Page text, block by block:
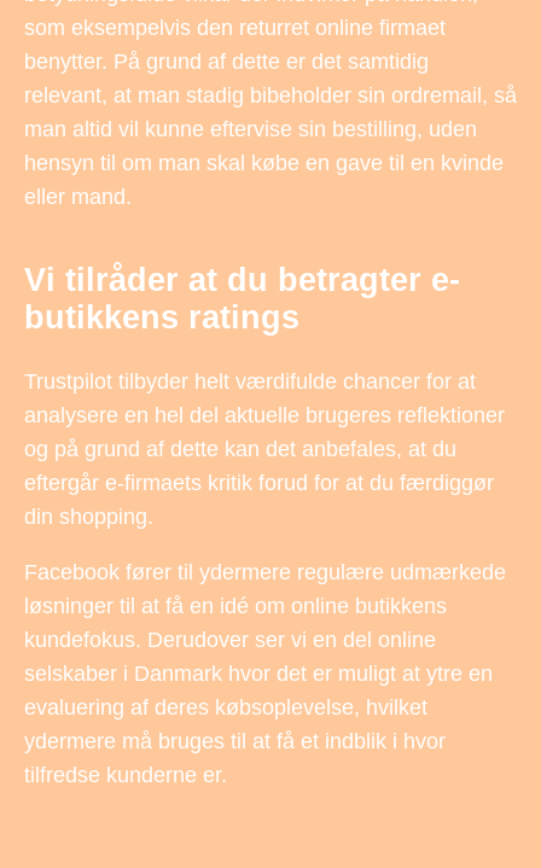
som eksempelvis den returret online firmaet
benytter. På grund af dette er det samtidig
relevant, at man stadig bibeholder sin ordremail, så
man altid vil kunne eftervise sin bestilling, uden
hensyn til om man skal købe en gave til en kvinde
eller mand.
Vi tilråder at du betragter e-
butikkens ratings
Trustpilot tilbyder helt værdifulde chancer for at
analysere en hel del aktuelle brugeres reflektioner
og på grund af dette kan det anbefales, at du
eftergår e-firmaets kritik forud for at du færdiggør
din shopping.
Facebook fører til ydermere regulære udmærkede
løsninger til at få en idé om online butikkens
kundefokus. Derudover ser vi en del online
selskaber i Danmark hvor det er muligt at ytre en
evaluering af deres købsoplevelse, hvilket
ydermere må bruges til at få et indblik i hvor
tilfredse kunderne er.